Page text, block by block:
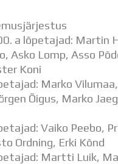
a lõpetajad: Martin
Asko Lomp, Asso
Koni
Marko
Õigus, Marko
Vaiko Peebo,
Ordning, Erki Kõnd
Martti Luik,